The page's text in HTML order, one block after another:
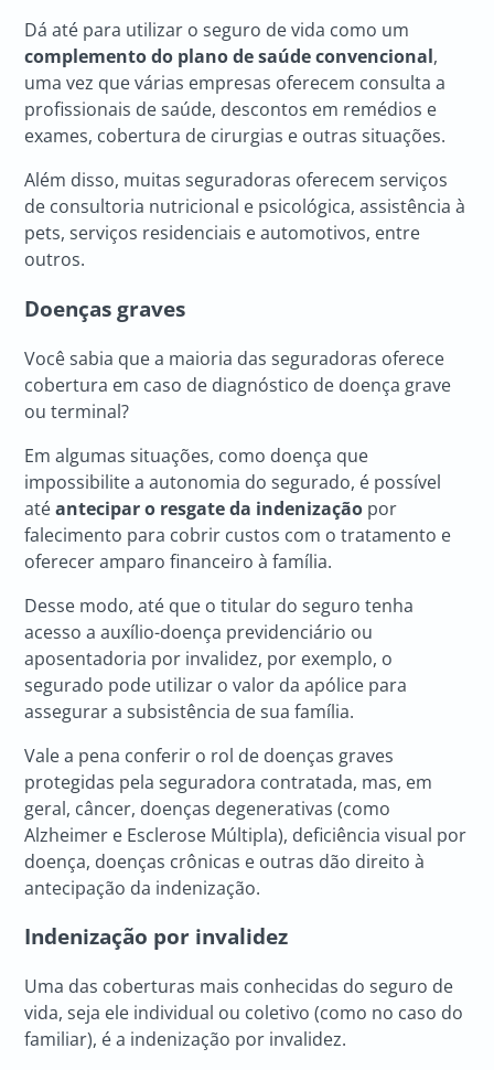
Dá até para utilizar o seguro de vida como um
complemento do plano de saúde convencional,
uma vez que várias empresas oferecem consulta a
profissionais de saúde, descontos em remédios e
exames, cobertura de cirurgias e outras situações.
Além disso, muitas seguradoras oferecem serviços
de consultoria nutricional e psicológica, assistência à
pets, serviços residenciais e automotivos, entre
outros.
Doenças graves
Você sabia que a maioria das seguradoras oferece
cobertura em caso de diagnóstico de doença grave
ou terminal?
Em algumas situações, como doença que
impossibilite a autonomia do segurado, é possível
atéantecipar o resgate da indenização por
falecimento para cobrir custos com o tratamento e
oferecer amparo financeiro à família.
Desse modo, até que o titular do seguro tenha
acesso a auxílio-doença previdenciário ou
aposentadoria por invalidez, por exemplo, o
segurado pode utilizar o valor da apólice para
assegurar a subsistência de sua família.
Vale a pena conferir o rol de doenças graves
protegidas pela seguradora contratada, mas, em
geral, câncer, doenças degenerativas (como
Alzheimer e Esclerose Múltipla), deficiência visual por
doença, doenças crônicas e outras dão direito à
antecipação da indenização.
Indenização por invalidez
Uma das coberturas mais conhecidas do seguro de
vida, seja ele individual ou coletivo (como no caso do
familiar), é a indenização por invalidez.